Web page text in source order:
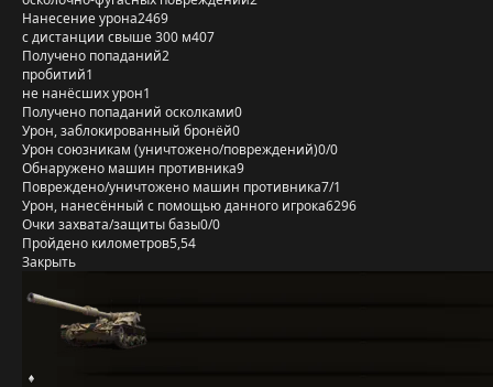
Нанесение урона2469
с дистанции свыше 300 м407
Получено попаданий2
пробитий1
не нанёсших урон1
Получено попаданий осколками0
Урон, заблокированный бронёй0
Урон союзникам (уничтожено/повреждений)0/0
Обнаружено машин противника9
Повреждено/уничтожено машин противника7/1
Урон, нанесённый с помощью данного игрока6296
Очки захвата/защиты базы0/0
Пройдено километров5,54
Закрыть